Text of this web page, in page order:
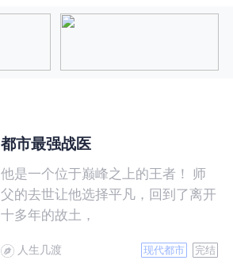
都市最强战医
他是一个位于巅峰之上的王者！ 师
父的去世让他选择平凡，回到了离开
十多年的故土，
人生几渡 现代都市 完结